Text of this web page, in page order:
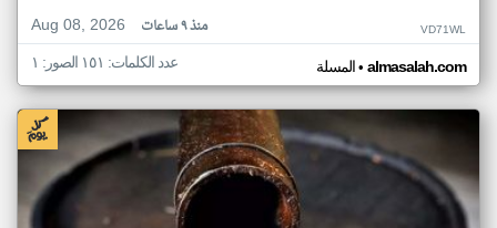
Aug 08, 2026
منذ ٩ ساعات VD71WL
المسلة• almasalah.com عدد الكلمات: ١٥١ الصور: ١